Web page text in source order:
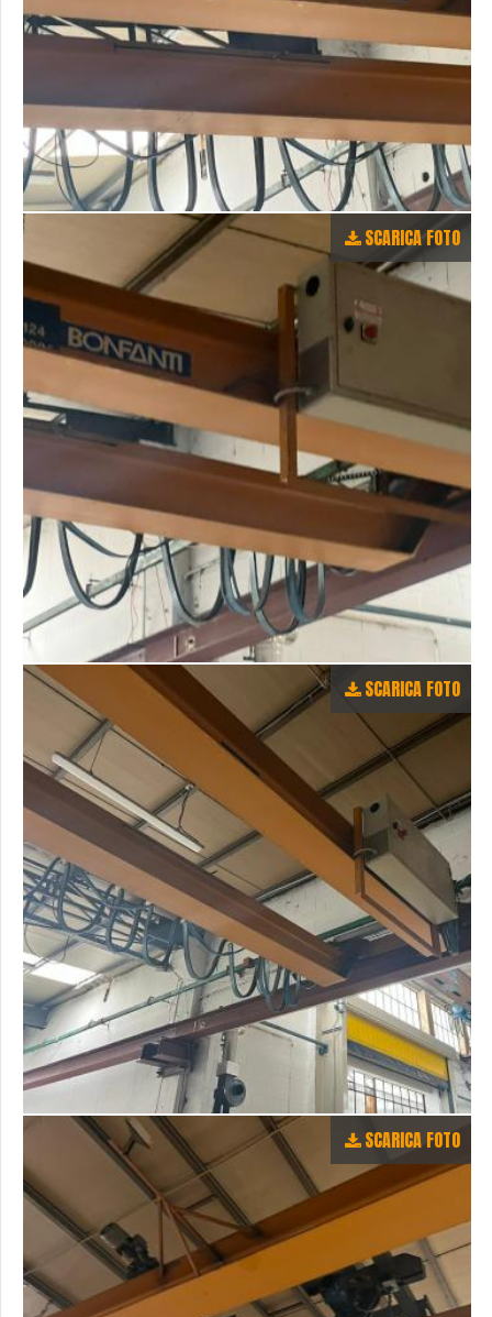
SCARICA FOTO
SCARICA FOTO
SCARICA FOTO